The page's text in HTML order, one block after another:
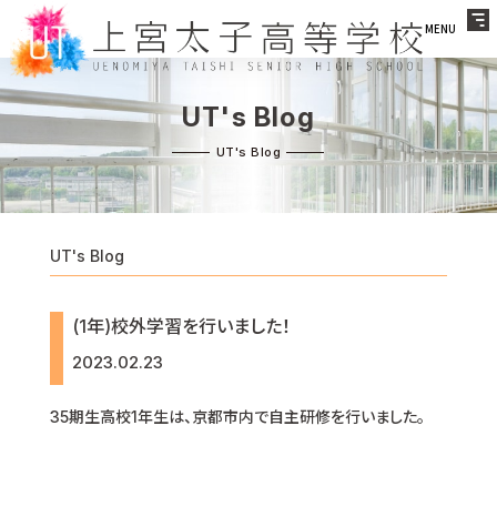
MENU
UT's Blog
UT's Blog
(1年)校外学習を行いました！
2023.02.23
35期生高校1年生は、京都市内で自主研修を行いました。